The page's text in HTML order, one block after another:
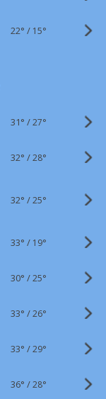
22° / 15°
31° /27°
32° /28°
32° /25°
33° / 19°
30° /25°
33° /26°
33° /29°
36° /28°